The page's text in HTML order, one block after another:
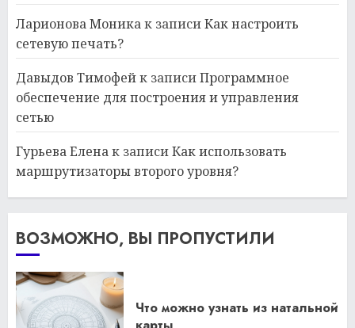
Ларионова Моникак записиКак настроить
сетевую печать?
Давыдов Тимофейк записиПрограммное
обеспечение для построения и управления
сетью
Гурьева Еленак записиКак использовать
маршрутизаторы второго уровня?
ВОЗМОЖНО, ВЫ ПРОПУСТИЛИ
Что можно узнать из натальной